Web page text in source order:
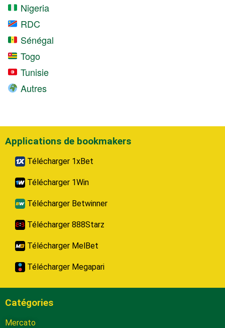
Nigeria
RDC
Sénégal
Togo
Tunisie
Autres
Applications de bookmakers
Télécharger 1xBet
Télécharger 1Win
Télécharger Betwinner
Télécharger 888Starz
Télécharger MelBet
Télécharger Megapari
Catégories
Mercato